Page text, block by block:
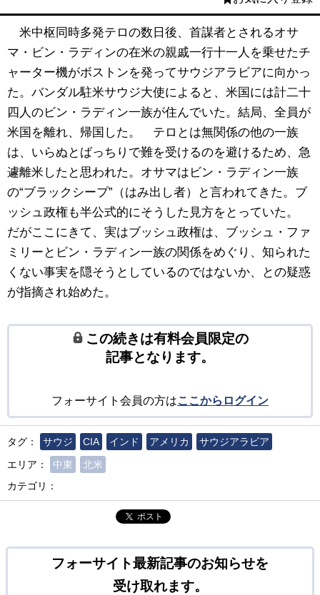
米中枢同時多発テロの数日後、首謀者とされるオサ
マ・ビン・ラディンの在米の親戚一行十一人を乗せたチ
ャーター機がボストンを発ってサウジアラビアに向かっ
た。バンダル駐米サウジ大使によると、米国には計二十
四人のビン・ラディン一族が住んでいた。結局、全員が
米国を離れ、帰国した。 テロとは無関係の他の一族
は、いらぬとばっちりで難を受けるのを避けるため、急
遽離米したと思われた。オサマはビン・ラディン一族
の“ブラックシープ”（はみ出し者）と言われてきた。ブ
ッシュ政権も半公式的にそうした見方をとっていた。
だがここにきて、実はブッシュ政権は、ブッシュ・ファ
ミリーとビン・ラディン一族の関係をめぐり、知られた
くない事実を隠そうとしているのではないか、との疑惑
が指摘され始めた。
この続きは有料会員限定の
記事となります。
フォーサイト会員の方はここからログイン
タグ： サウジ CIA インド アメリカ
サウジアラビア
エリア：
中東
北米
カテゴリ：
ポスト
フォーサイト最新記事のお知らせを
受け取れます。